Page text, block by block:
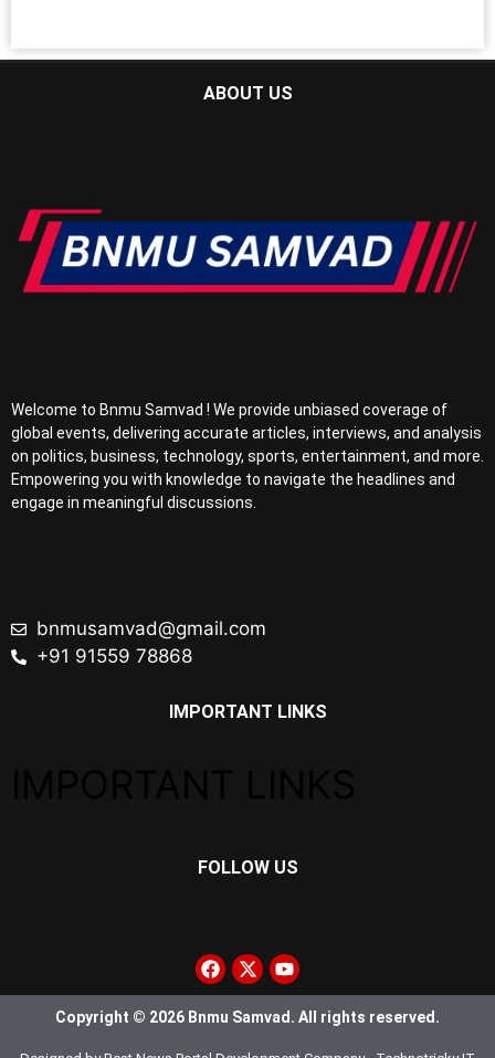
ABOUT US
Welcome to Bnmu Samvad ! We provide unbiased coverage of
global events, delivering accurate articles, interviews, and analysis
on politics, business, technology, sports, entertainment, and more.
Empowering you with knowledge to navigate the headlines and
engage in meaningful discussions.
bnmusamvad@gmail.com
+91 91559 78868
IMPORTANT LINKS
FOLLOW US
Copyright © 2026 Bnmu Samvad. All rights reserved.